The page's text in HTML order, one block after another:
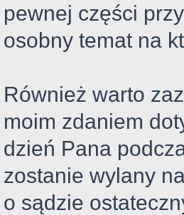
pewnej części
osobny temat na
Również warto
moim zdaniem
dzień Pana
zostanie wylany
o sądzie